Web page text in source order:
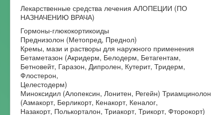
Лекарственные средства лечения АЛОПЕЦИИ (ПО
НАЗНАЧЕНИЮ ВРАЧА)
Гормоны-глюкокортикоиды
Преднизолон (Метопред, Преднол)
Кремы, мази и растворы для наружного применения
Бетаметазон (Акридерм, Белодерм, Бетагентам,
Бетновейт, Гаразон, Дипролен, Кутерит, Тридерм,
Флостерон,
Целестодерм)
Миноксидил (Алопексин, Лонитен, Регейн) Триамцинолон
(Азмакорт, Берликорт, Кенакорт, Кеналог,
Назакорт, Полькорталон, Триакорт, Трикорт, Фторокорт)